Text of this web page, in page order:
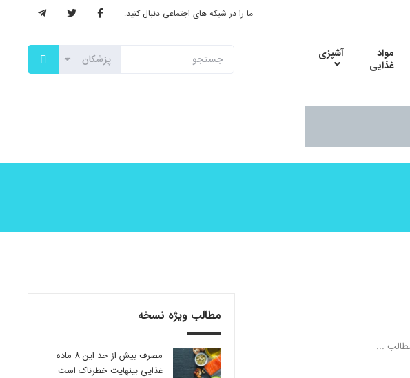
ما را در شبکه های اجتماعی دنبال کنید:
مواد
غذایی
آشپزی
مطالب ویژه نسخه
مصرف بیش از حد این 8 ماده
غذایی بینهایت خطرناک است